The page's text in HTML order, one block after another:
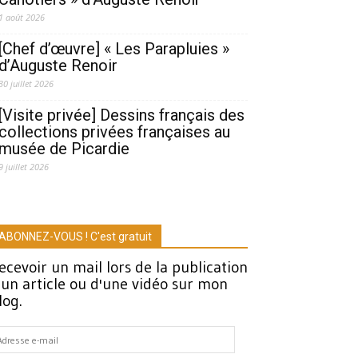
1 août 2026
[Chef d’œuvre] « Les Parapluies »
d’Auguste Renoir
juillet 2026
[Visite privée] Dessins français des
collections privées françaises au
musée de Picardie
juillet 2026
VOUS ! C'est gratuit
un mail lors de la publication
article ou d'une vidéo sur mon